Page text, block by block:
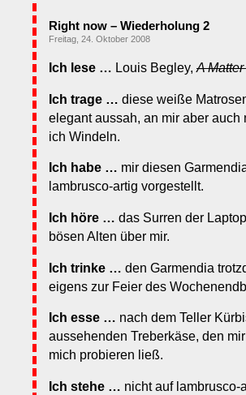
Right now – Wiederholung 2
Freitag, 24. Oktober 2008
Ich lese … Louis Begley, A
Ich trage … diese weiße
elegant aussah, an mir aber
ich Windeln.
Ich habe … mir diesen
lambrusco-artig vorgestellt.
Ich höre … das Surren der
bösen Alten über mir.
Ich trinke … den Garmendia
eigens zur Feier des
Ich esse … nach dem Teller
aussehenden Treberkäse, den
mich probieren ließ.
Ich stehe … nicht auf lambrusco-